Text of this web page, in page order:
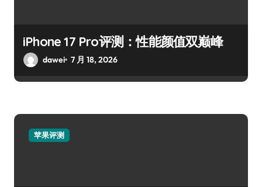
iPhone 17 Pro评测：性能颜值双巅峰
dawei 7 月 18, 2026
苹果评测